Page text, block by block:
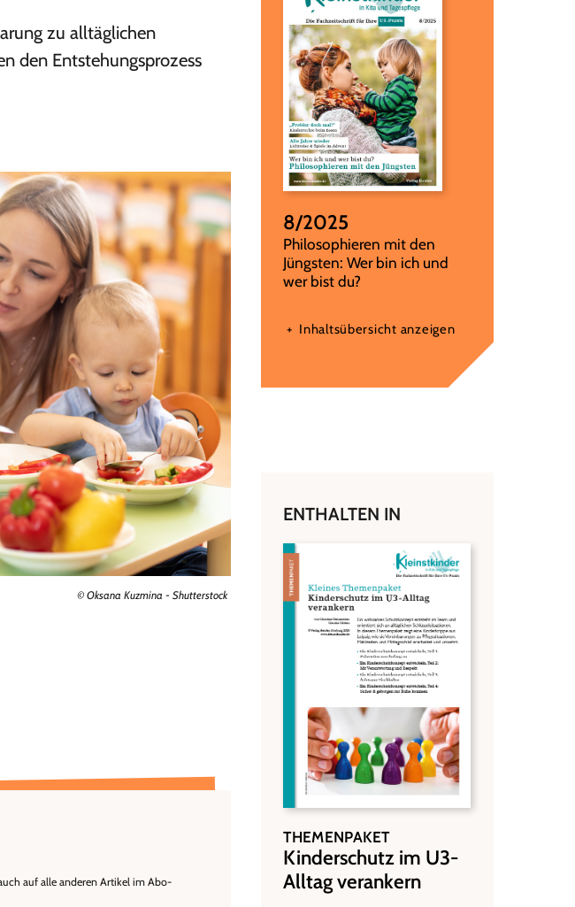
zu alltäglichen
den Entstehungsprozess
© Oksana Kuzmina - Shutterstock
auf alle anderen Artikel im Abo-
8/2025
:
Philosophieren mit den
Jüngsten: Wer bin ich und
wer bist du?
Inhaltsübersicht anzeigen
ENTHALTEN IN
THEMENPAKET
:
Kinderschutz im U3-
Alltag verankern